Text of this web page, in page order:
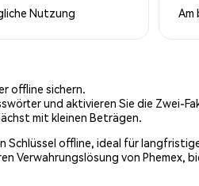
Nutzung
offline sichern.
und aktivieren Sie die Zwei-
mit kleinen Beträgen.
Schlüssel offline, ideal für
Verwahrungslösung von